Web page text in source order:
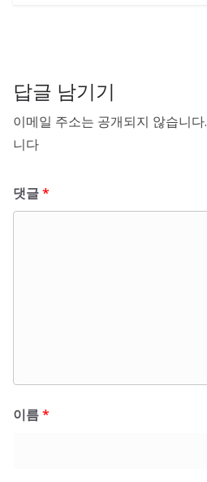
답글 남기기
이메일 주소는 공개되지 않습니다.
니다
댓글*
이름*